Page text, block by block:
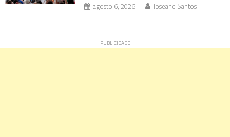
agosto 6, 2026 Joseane Santos